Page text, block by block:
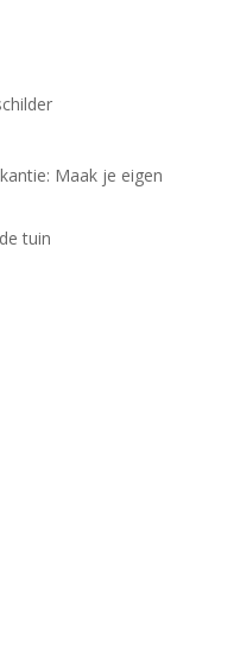
Maak je eigen
tuin